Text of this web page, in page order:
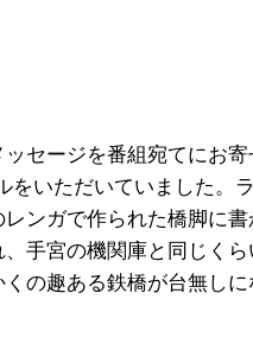
セージを番組宛てにお
をいただいていました。
ンガで作られた橋脚に
手宮の機関庫と同じく
の趣ある鉄橋が台無し